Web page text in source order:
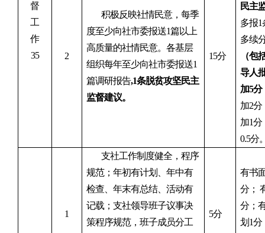
督
工
作
35 2
积极反映社情民意，每季
度至少向社市委报送1篇以上
高质量的社情民意。各基层
组织每年至少向社市委报送1
篇调研报告,1条脱贫攻坚民主
监督建议。
15分
民主
多报1
多续
（包
导人
加5分
加2分
加1分
0.5分
1
支社工作制度健全，程序
规范；年初有计划、年中有
检查、年末有总结、活动有
记载；支社领导班子议事决
策程序规范，班子成员分工
5分
有书
分；
分；
划 1分